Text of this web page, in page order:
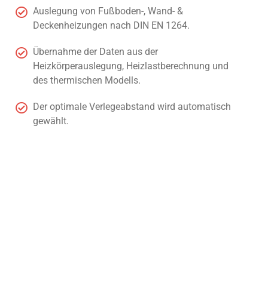
Auslegung von Fußboden-, Wand- &
Deckenheizungen nach DIN EN 1264.
Übernahme der Daten aus der
Heizkörperauslegung, Heizlastberechnung und
des thermischen Modells.
Der optimale Verlegeabstand wird automatisch
gewählt.